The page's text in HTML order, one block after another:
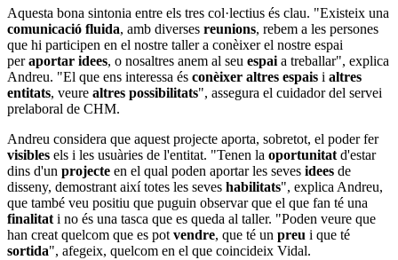
Aquesta bona sintonia entre els tres col·lectius és clau. "Existeix una
comunicació fluida, amb diverses reunions, rebem a les persones
que hi participen en el nostre taller a conèixer el nostre espai
peraportar idees, o nosaltres anem al seu espai a treballar", explica
Andreu. "El que ens interessa és conèixer altres espais i altres
entitats, veure altres possibilitats", assegura el cuidador del servei
prelaboral de CHM.
Andreu considera que aquest projecte aporta, sobretot, el poder fer
visibles els i les usuàries de l'entitat. "Tenen la oportunitat d'estar
dins d'un projecte en el qual poden aportar les seves idees de
disseny, demostrant així totes les seves habilitats", explica Andreu,
que també veu positiu que puguin observar que el que fan té una
finalitat i no és una tasca que es queda al taller. "Poden veure que
han creat quelcom que es pot vendre, que té un preu i que té
sortida", afegeix, quelcom en el que coincideix Vidal.